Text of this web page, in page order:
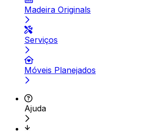
Madeira Originals
Serviços
Móveis Planejados
Ajuda